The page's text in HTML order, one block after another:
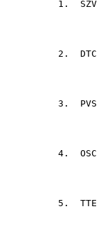
1. SZV
2. DTC
3. PVS
4. OSC
5. TTE